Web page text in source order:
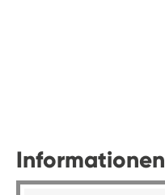
Informationen